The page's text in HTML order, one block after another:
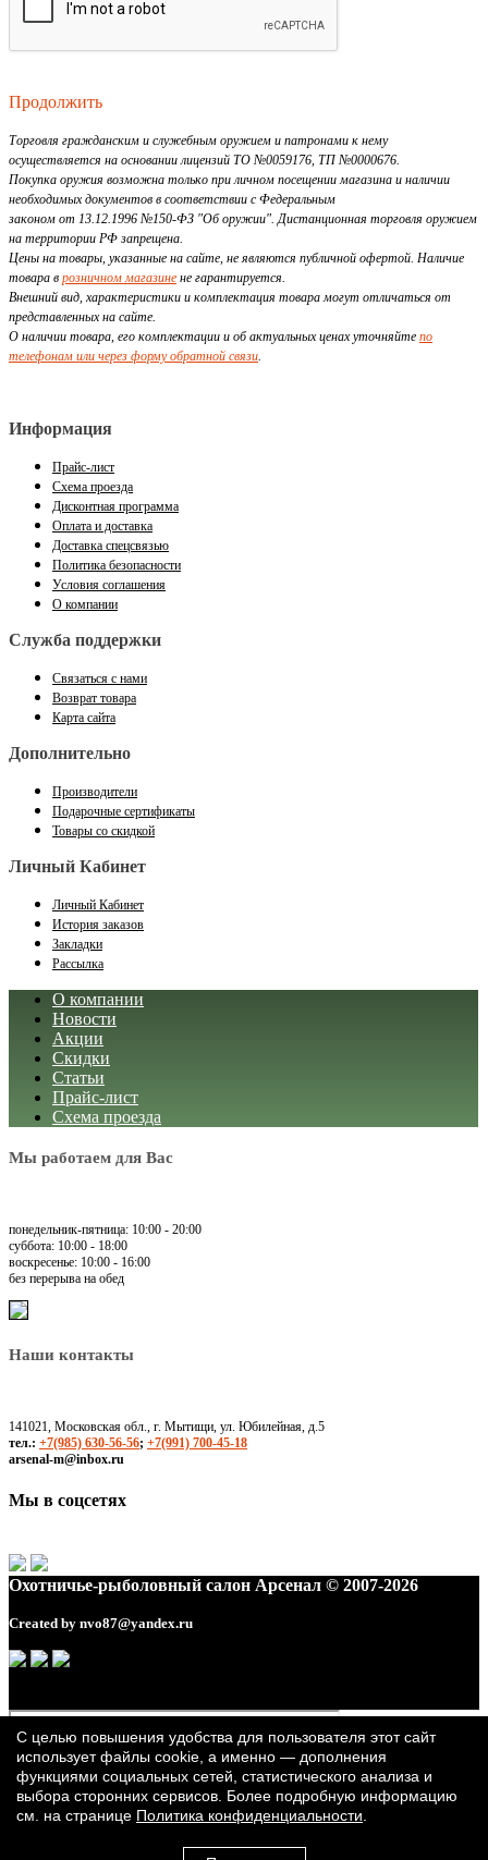
Продолжить
Торговля гражданским и служебным оружием и патронами к нему
осуществляется на основании лицензий ТО №0059176, ТП №0000676.
Покупка оружия возможна только при личном посещении магазина и наличии
необходимых документов в соответствии с Федеральным
законом от 13.12.1996 №150-ФЗ "Об оружии". Дистанционная торговля оружием
на территории РФ запрещена.
Цены на товары, указанные на сайте, не являются публичной офертой. Наличие
товара в розничном магазине не гарантируется.
Внешний вид, характеристики и комплектация товара могут отличаться от
представленных на сайте.
О наличии товара, его комплектации и об актуальных ценах уточняйте по
телефонам или через форму обратной связи.
Информация
Прайс-лист
Схема проезда
Дисконтная программа
Оплата и доставка
Доставка спецсвязью
Политика безопасности
Условия соглашения
О компании
Служба поддержки
Связаться с нами
Возврат товара
Карта сайта
Дополнительно
Производители
Подарочные сертификаты
Товары со скидкой
Личный Кабинет
Личный Кабинет
История заказов
Закладки
Рассылка
О компании
Новости
Акции
Скидки
Статьи
Прайс-лист
Схема проезда
Мы работаем для Вас
понедельник-пятница: 10:00 - 20:00
суббота: 10:00 - 18:00
воскресенье: 10:00 - 16:00
без перерыва на обед
Наши контакты
141021, Московская обл., г. Мытищи, ул. Юбилейная, д.5
тел.: +7(985) 630-56-56; +7(991) 700-45-18
arsenal-m@inbox.ru
Мы в соцсетях
Охотничье-рыболовный салон Арсенал © 2007-2026
Created by nvo87@yandex.ru
С целью повышения удобства для пользователя этот сайт
использует файлы cookie, а именно — дополнения
функциями социальных сетей, статистического анализа и
выбора сторонних сервисов. Более подробную информацию
см. на странице Политика конфиденциальности